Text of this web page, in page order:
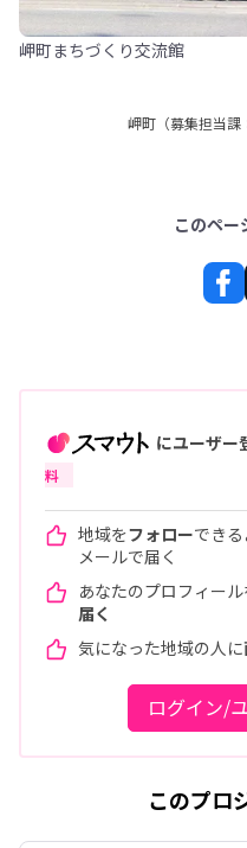
岬町まちづくり交流館
岬町（募集担当
このペー
にユーザー
料
地域をフォローできる
メールで届く
あなたのプロフィー
届く
気になった地域の人に
ログイン/
このプロ